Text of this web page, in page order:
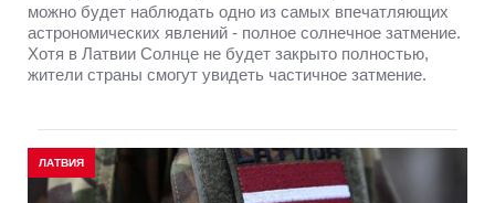
можно будет наблюдать одно из самых впечатляющих
астрономических явлений - полное солнечное затмение.
Хотя в Латвии Солнце не будет закрыто полностью,
жители страны смогут увидеть частичное затмение.
ЛАТВИЯ